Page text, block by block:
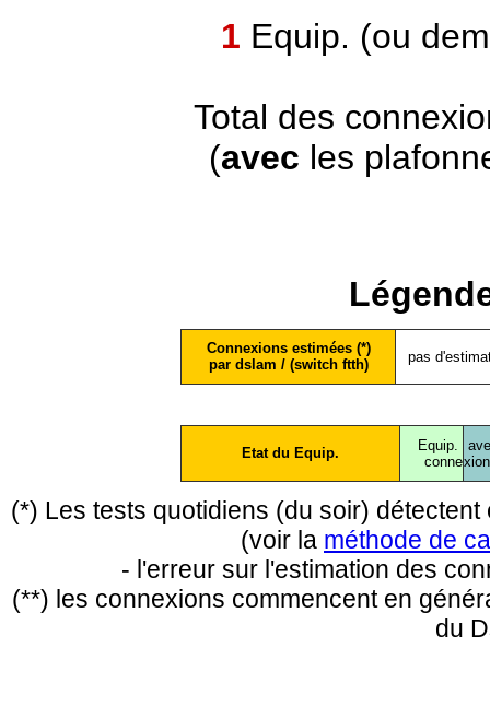
1 Equip. (ou
Total des
(avec les
Connexions estimées (*)
par dslam / (switch ftth)
pas
Etat du Equip.
Equip.
conne
(*) Les tests quotidiens (du soir)
(voir la méthode de
- l'erreur sur l'estimation des
(**) les connexions commencent en
du